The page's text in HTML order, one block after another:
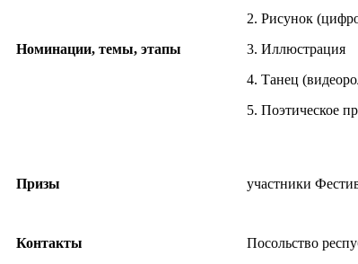
Номинации, темы, этапы
2. Рисунок
3. Иллюстрация
4. Танец
5. Поэтическое
Призы участники
Контакты Посольство